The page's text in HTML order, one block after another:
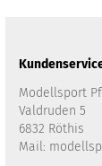
Modellsport
Valdruden 5
6832 Röthis
Mail: